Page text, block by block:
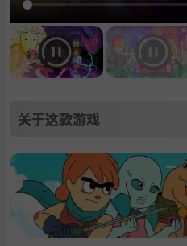
关于这款游戏